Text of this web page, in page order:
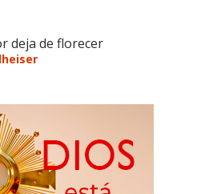
deja de florecer